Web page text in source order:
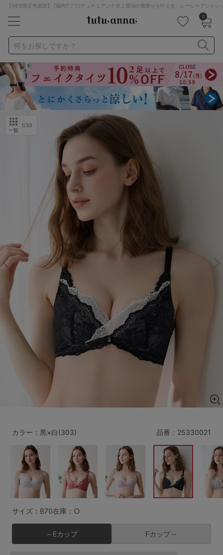
【WEB限定色追加】 [脇肉0ブラ]チュチュアンナ史上最強の着痩せを叶える レーシーアントレ
0
何をお探しですか？
ナイトブラ ノンワイヤー 特盛ブラ
チューブトップ
折り畳み
パジャマ ストッキング
キャミソール
ルームウェア
育乳ブラ アームカバー
カテゴリから探す
レッグウェア 下着
ルームウェア ライフスタイル
マタニティ ギフトラッピング
サイズからブラを探す
A60 A70 A75
B65 B70 B75 B80
C70
D70
E70 E75 E80 E85
F65 F70
G65 G75
H70 H75
L LL
S-CD
すべてのサイズを表示する
～999円 1,000～1,999円
2,000～2,999円 3,000～3,999円
4,000円～
セールアイテムから探す
一覧
1/33
品番： 25330021
カラー：黒×白(303)
サイズ：B70在庫：○
～Eカップ Fカップ～